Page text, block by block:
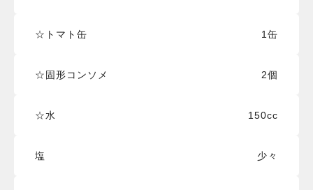
☆トマト缶 1缶
☆固形コンソメ 2個
☆水 150cc
塩 少々